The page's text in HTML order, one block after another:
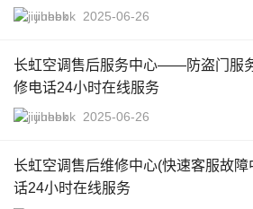
jiuhebk 2025-06-26
长虹空调售后服务中心——防盗门服
修电话24小时在线服务
jiuhebk 2025-06-26
长虹空调售后维修中心(快速客服故
话24小时在线服务